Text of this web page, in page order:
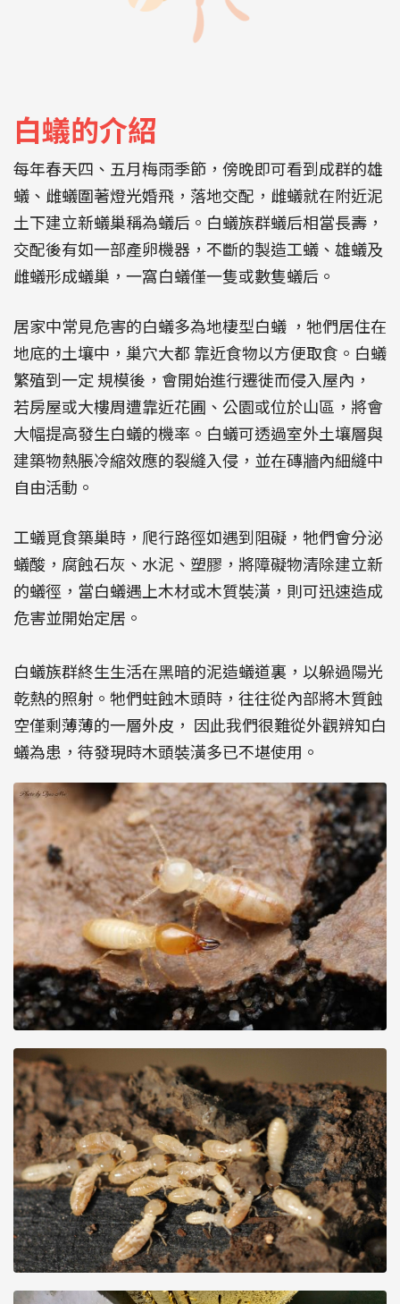
白蟻的介紹
每年春天四、五月梅雨季節，傍晚即可看到成群的雄
蟻、雌蟻圍著燈光婚飛，落地交配，雌蟻就在附近泥
土下建立新蟻巢稱為蟻后。白蟻族群蟻后相當長壽，
交配後有如一部產卵機器，不斷的製造工蟻、雄蟻及
雌蟻形成蟻巢，一窩白蟻僅一隻或數隻蟻后。
居家中常見危害的白蟻多為地棲型白蟻 ，牠們居住在
地底的土壤中，巢穴大都 靠近食物以方便取食。白蟻
繁殖到一定 規模後，會開始進行遷徙而侵入屋內，
若房屋或大樓周遭靠近花圃、公園或位於山區，將會
大幅提高發生白蟻的機率。白蟻可透過室外土壤層與
建築物熱脹冷縮效應的裂縫入侵，並在磚牆內細縫中
自由活動。
工蟻覓食築巢時，爬行路徑如遇到阻礙，牠們會分泌
蟻酸，腐蝕石灰、水泥、塑膠，將障礙物清除建立新
的蟻徑，當白蟻遇上木材或木質裝潢，則可迅速造成
危害並開始定居。
白蟻族群終生生活在黑暗的泥造蟻道裏，以躲過陽光
乾熱的照射。牠們蛀蝕木頭時，往往從內部將木質蝕
空僅剩薄薄的一層外皮， 因此我們很難從外觀辨知白
蟻為患，待發現時木頭裝潢多已不堪使用。